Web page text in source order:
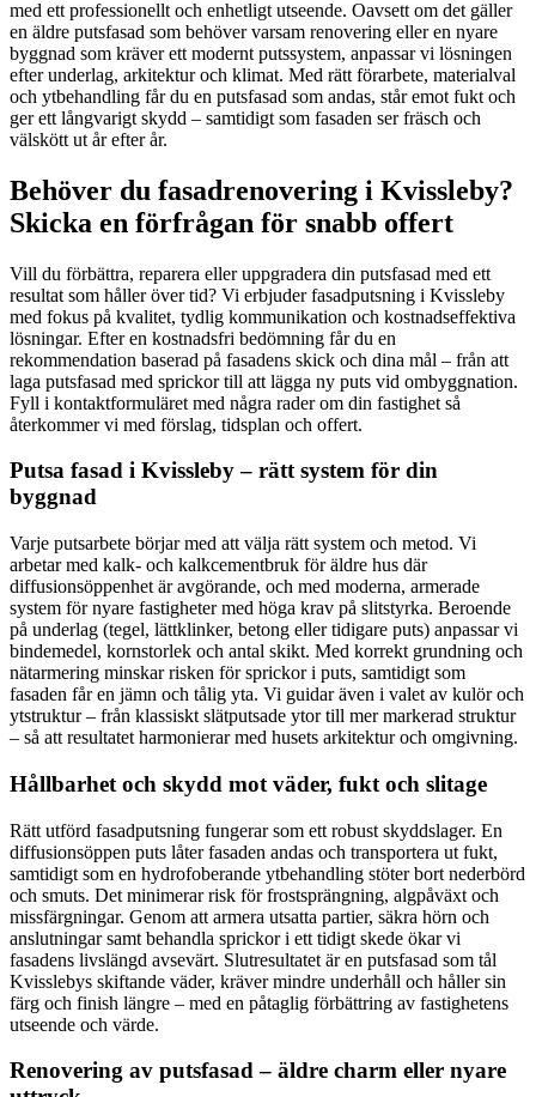
med ett professionellt och enhetligt utseende. Oavsett om det gäller
en äldre putsfasad som behöver varsam renovering eller en nyare
byggnad som kräver ett modernt putssystem, anpassar vi lösningen
efter underlag, arkitektur och klimat. Med rätt förarbete, materialval
och ytbehandling får du en putsfasad som andas, står emot fukt och
ger ett långvarigt skydd – samtidigt som fasaden ser fräsch och
välskött ut år efter år.
Behöver du fasadrenovering i Kvissleby?
Skicka en förfrågan för snabb offert
Vill du förbättra, reparera eller uppgradera din putsfasad med ett
resultat som håller över tid? Vi erbjuder fasadputsning i Kvissleby
med fokus på kvalitet, tydlig kommunikation och kostnadseffektiva
lösningar. Efter en kostnadsfri bedömning får du en
rekommendation baserad på fasadens skick och dina mål – från att
laga putsfasad med sprickor till att lägga ny puts vid ombyggnation.
Fyll i kontaktformuläret med några rader om din fastighet så
återkommer vi med förslag, tidsplan och offert.
Putsa fasad i Kvissleby – rätt system för din
byggnad
Varje putsarbete börjar med att välja rätt system och metod. Vi
arbetar med kalk- och kalkcementbruk för äldre hus där
diffusionsöppenhet är avgörande, och med moderna, armerade
system för nyare fastigheter med höga krav på slitstyrka. Beroende
på underlag (tegel, lättklinker, betong eller tidigare puts) anpassar vi
bindemedel, kornstorlek och antal skikt. Med korrekt grundning och
nätarmering minskar risken för sprickor i puts, samtidigt som
fasaden får en jämn och tålig yta. Vi guidar även i valet av kulör och
ytstruktur – från klassiskt slätputsade ytor till mer markerad struktur
– så att resultatet harmonierar med husets arkitektur och omgivning.
Hållbarhet och skydd mot väder, fukt och slitage
Rätt utförd fasadputsning fungerar som ett robust skyddslager. En
diffusionsöppen puts låter fasaden andas och transportera ut fukt,
samtidigt som en hydrofoberande ytbehandling stöter bort nederbörd
och smuts. Det minimerar risk för frostsprängning, algpåväxt och
missfärgningar. Genom att armera utsatta partier, säkra hörn och
anslutningar samt behandla sprickor i ett tidigt skede ökar vi
fasadens livslängd avsevärt. Slutresultatet är en putsfasad som tål
Kvisslebys skiftande väder, kräver mindre underhåll och håller sin
färg och finish längre – med en påtaglig förbättring av fastighetens
utseende och värde.
Renovering av putsfasad – äldre charm eller nyare